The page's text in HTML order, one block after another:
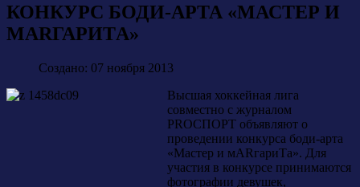
КОНКУРС БОДИ-АРТА «МАСТЕР И
МАRГАРИTА»
Создано: 07 ноября 2013
Высшая хоккейная лига
совместно с журналом
PROСПОРТ объявляют о
проведении конкурса боди-арта
«Мастер и мARгариTа». Для
участия в конкурсе принимаются
фотографии девушек,